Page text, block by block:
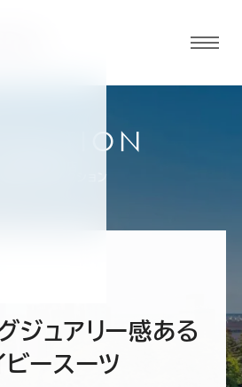
ダ
ダ
ュアリー感ある
ビースーツ